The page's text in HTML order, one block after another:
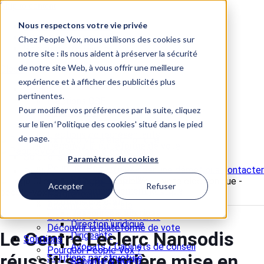
Nous respectons votre vie privée
Chez People Vox, nous utilisons des cookies sur
notre site : ils nous aident à préserver la sécurité
de notre site Web, à vous offrir une meilleure
expérience et à afficher des publicités plus
pertinentes.
Pour modifier vos préférences par la suite, cliquez
sur le lien ‘Politique des cookies' situé dans le pied
de page.
Paramètres du cookies
Accepter Refuser
Skip to content
📞 +33 5 82 95 56 50
Site Études d'opinion
Se connecter / voter
Close
Produit
Elections CSE
Référendum
Assemblée Générale
Sécurité & RGPD
Accompagnement juridique
Solutions par profil
Direction juridique
Dirigeants
Avocats / Cabinets de conseil
Solutions par structure
Produit
Elections CSE
Référendum
Elections de représentants
Découvrir la plateforme de vote
Solutions
Pourquoi People Vox ?
Sécurité & RGPD
Nous contacter
Le Centre Leclerc Nansodis